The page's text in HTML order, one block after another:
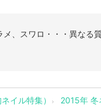
、スワロ・・・異なる質
イル特集） 2015年 冬